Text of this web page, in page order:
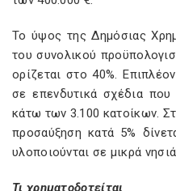
Το ύψος της Δημόσιας
του συνολικού
ορίζεται στο 40%.
σε επενδυτικά σχέδια που
κάτω των 3.100 κατοίκων.
προσαύξηση κατά 5%
υλοποιούνται σε μικρά
Τι χρηματοδοτείται